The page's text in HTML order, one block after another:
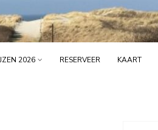
2026 RESERVEER KAART